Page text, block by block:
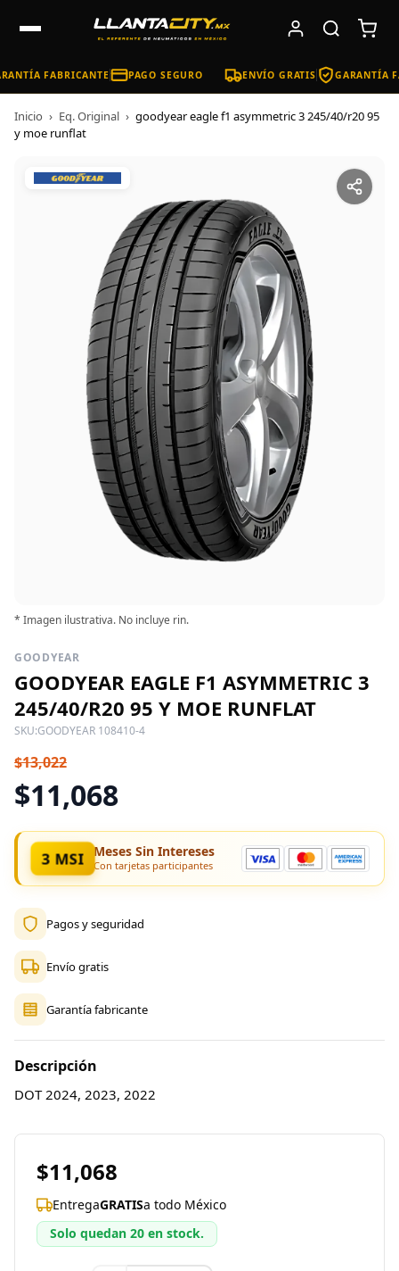
FABRICANTE PAGO SEGURO ENVÍO GRATIS GARANTÍA
Inicio › Eq. Original › goodyear eagle f1 asymmetric 3 245/40/r20 95
y moe runflat
* Imagen ilustrativa. No incluye rin.
GOODYEAR
GOODYEAR EAGLE F1 ASYMMETRIC 3
245/40/R20 95 Y MOE RUNFLAT
SKU:GOODYEAR 108410-4
$13,022
$11,068
3 MSI Meses Sin Intereses
Con tarjetas participantes
Pagos y seguridad
Envío gratis
Garantía fabricante
Descripción
DOT 2024, 2023, 2022
$11,068
EntregaGRATISa todo México
Solo quedan 20 en stock.